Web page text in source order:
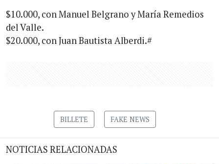
$10.000, con Manuel Belgrano y María Remedios
del Valle.
$20.000, con Juan Bautista Alberdi.#
BILLETE FAKE NEWS
NOTICIAS RELACIONADAS